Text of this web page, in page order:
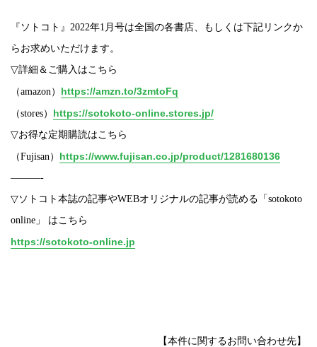
『ソトコト』2022年1月号は全国の各書店、もしくは下記リンクか
らお求めいただけます。
▽詳細＆ご購入はこちら
（amazon） https://amzn.to/3zmtoFq
（stores） https://sotokoto-online.stores.jp/
▽お得な定期購読はこちら
（Fujisan） https://www.fujisan.co.jp/product/1281680136
———-
▽ソトコト本誌の記事やWEBオリジナルの記事が読める「sotokoto
online」 はこちら
https://sotokoto-online.jp
【本件に関するお問い合わせ先】